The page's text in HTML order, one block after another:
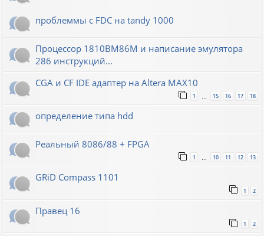
проблеммы с FDC на tandy 1000
Процессор 1810ВМ86М и написание эмулятора
286 инструкций...
CGA и CF IDE адаптер на Altera MAX10
1 … 15 16 17 18
определение типа hdd
Реальный 8086/88 + FPGA
1 … 10 11 12 13
GRiD Compass 1101
1 2
Правец 16
1 2